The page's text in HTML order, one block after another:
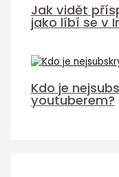
Jak vidět
jako líbí se v
Kdo je
youtuberem?